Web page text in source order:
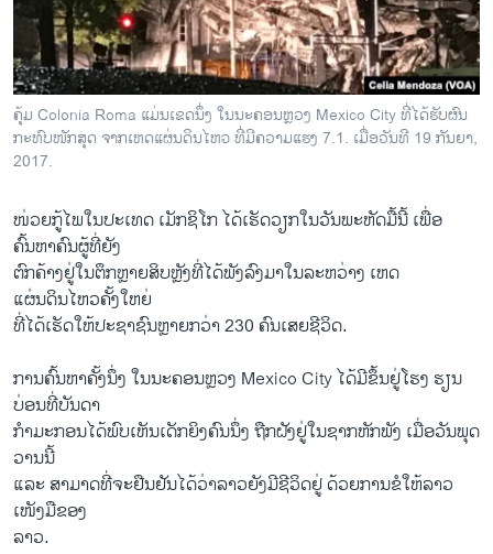
ວິທະຍາສາດ-ເທັກໂນໂລຈີ
ທຸລະກິດ
ພາສາອັງກິດ
ວີດີໂອ
ສຽງ
ລາຍການກະຈາຍສຽງ
ລາຍງານ
ຕິດຕາມພວກເຮົາ ທີ່
ພາສາຕ່າງໆ
ຄຸ້ມ Colonia Roma ແມ່ນເຂດນຶ່ງ ໃນນະຄອນຫຼວງ Mexico City ທີ່ໄດ້ຮັບຜົນ
ກະທົບໜັກສຸດ ຈາກເຫດແຜ່ນດິນໄຫວ ທີ່ມີຄວາມແຮງ 7.1. ເມື່ອວັນທີ 19 ກັນຍາ,
2017.
ໜ່ວຍກູ້ໄພໃນປະເທດ ເມັກຊິໂກ ໄດ້ເຮັດວຽກໃນວັນພະຫັດມື້ນີ້ ເພື່ອ
ຄົ້ນຫາຄົນຜູ້ທີ່ຍັງ
ຕົກຄ້າງຢູ່ໃນຕຶກຫຼາຍສິບຫຼັງທີ່ໄດ້ພັງລົງມາໃນລະຫວ່າງ ເຫດ
ແຜ່ນດິນໄຫວຄັ້ງໃຫຍ່
ທີ່ໄດ້ເຮັດໃຫ້ປະຊາຊົນຫຼາຍກວ່າ 230 ຄົນເສຍຊີວິດ.
ການຄົ້ນຫາຄັ້ງນຶ່ງ ໃນນະຄອນຫຼວງ Mexico City ໄດ້ມີຂຶ້ນຢູ່ໂຮງ ຮຽນ
ບ່ອນທີ່ບັນດາ
ກຳມະກອນໄດ້ພົບເຫັນເດັກຍິງຄົນນຶ່ງ ຖືກຝັງຢູ່ໃນຊາກຫັກພັງ ເມື່ອວັນພຸດ
ວານນີ້
ແລະ ສາມາດທີ່ຈະຢືນຢັນໄດ້ວ່າລາວຍັງມີຊີວິດຢູ່ ດ້ວຍການຂໍໃຫ້ລາວ
ເໜັງມືຂອງ
ລາວ.